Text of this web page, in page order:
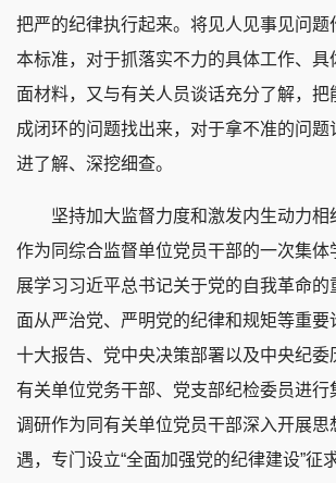
把严的纪律执行起来。将见人见事见问题
本标准，对于抓落实不力的具体工作、具
面材料，又与有关人员谈话充分了解，把
成闭环的问题找出来，对于拿不准的问题
进了解、深挖细查。
坚持加大监督力度和激发内生动力相
作为同综合监督单位党员干部的一次集体
展学习习近平总书记关于党的自我革命的
面从严治党、严明党的纪律和规矩等重要
十大报告、党中央决策部署以及中央纪委
有关单位党务干部、党支部纪检委员进行
调研作为同有关单位党员干部深入开展思
遇，专门设立“全面加强党的纪律建设”征